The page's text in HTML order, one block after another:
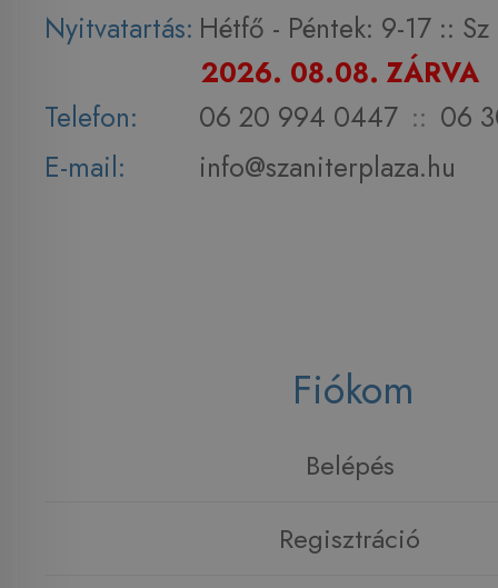
Nyitvatartás: Hétfő - Péntek: 9-17 :: Sz
2026. 08.08. ZÁRVA
Telefon:
06 20 994 0447 :: 06
E-mail:
info@szaniterplaza.hu
Fiókom
Belépés
Regisztráció